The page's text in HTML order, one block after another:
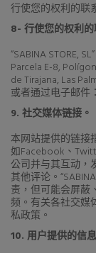
行使您的权利的联
8- 行使您的权利的
“SABINA STORE,
Parcela E-8,
de Tirajana, Las
或者通过电子邮件
9. 社交媒体链接。
本网站提供的链接
如Facebook、
公司并与其互动，
其他评论。
责，但可能会屏蔽
频。有关各社交媒
私政策。
10. 用户提供的信